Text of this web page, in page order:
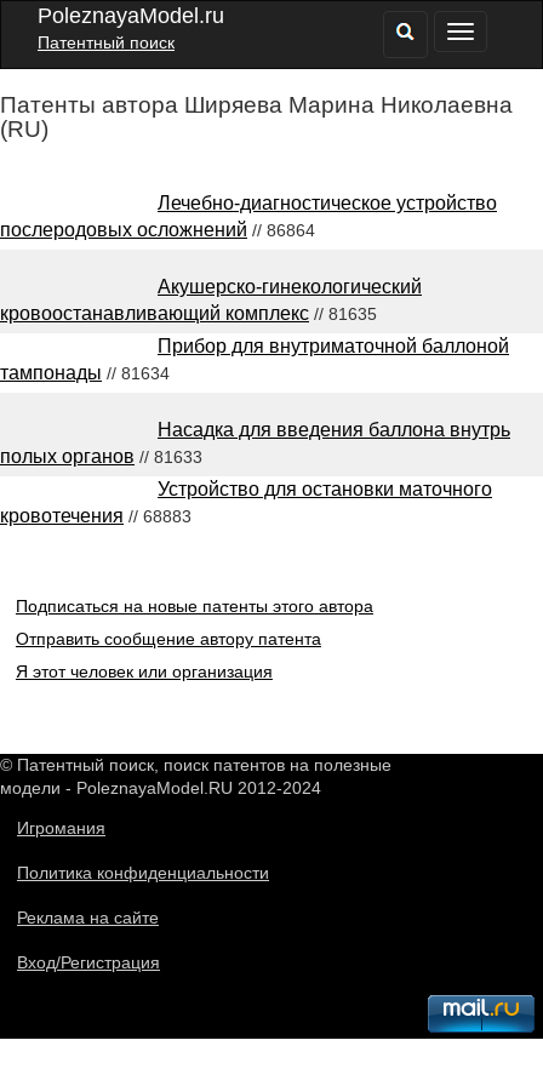
PoleznayaModel.ru
Патентный поиск
Патенты автора Ширяева Марина Николаевна
(RU)
Лечебно-диагностическое устройство
послеродовых осложнений // 86864
Акушерско-гинекологический
кровоостанавливающий комплекс // 81635
Прибор для внутриматочной баллоной
тампонады // 81634
Насадка для введения баллона внутрь
полых органов // 81633
Устройство для остановки маточного
кровотечения // 68883
Подписаться на новые патенты этого автора
Отправить сообщение автору патента
Я этот человек или организация
© Патентный поиск, поиск патентов на полезные
модели - PoleznayaModel.RU 2012-2024
Игромания
Политика конфиденциальности
Реклама на сайте
Вход/Регистрация